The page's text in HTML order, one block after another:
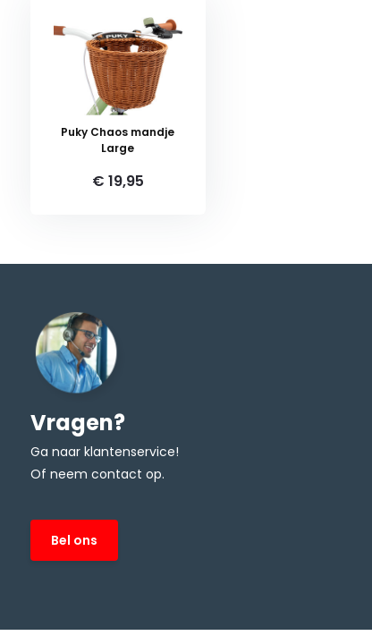
Puky Chaos mandje
Large
€ 19,95
Vragen?
Ga naar klantenservice!
Of neem contact op.
Bel ons